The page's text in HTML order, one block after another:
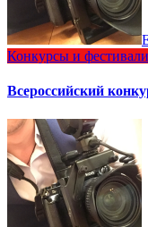
Конкурсы и фестивали
Всероссийский